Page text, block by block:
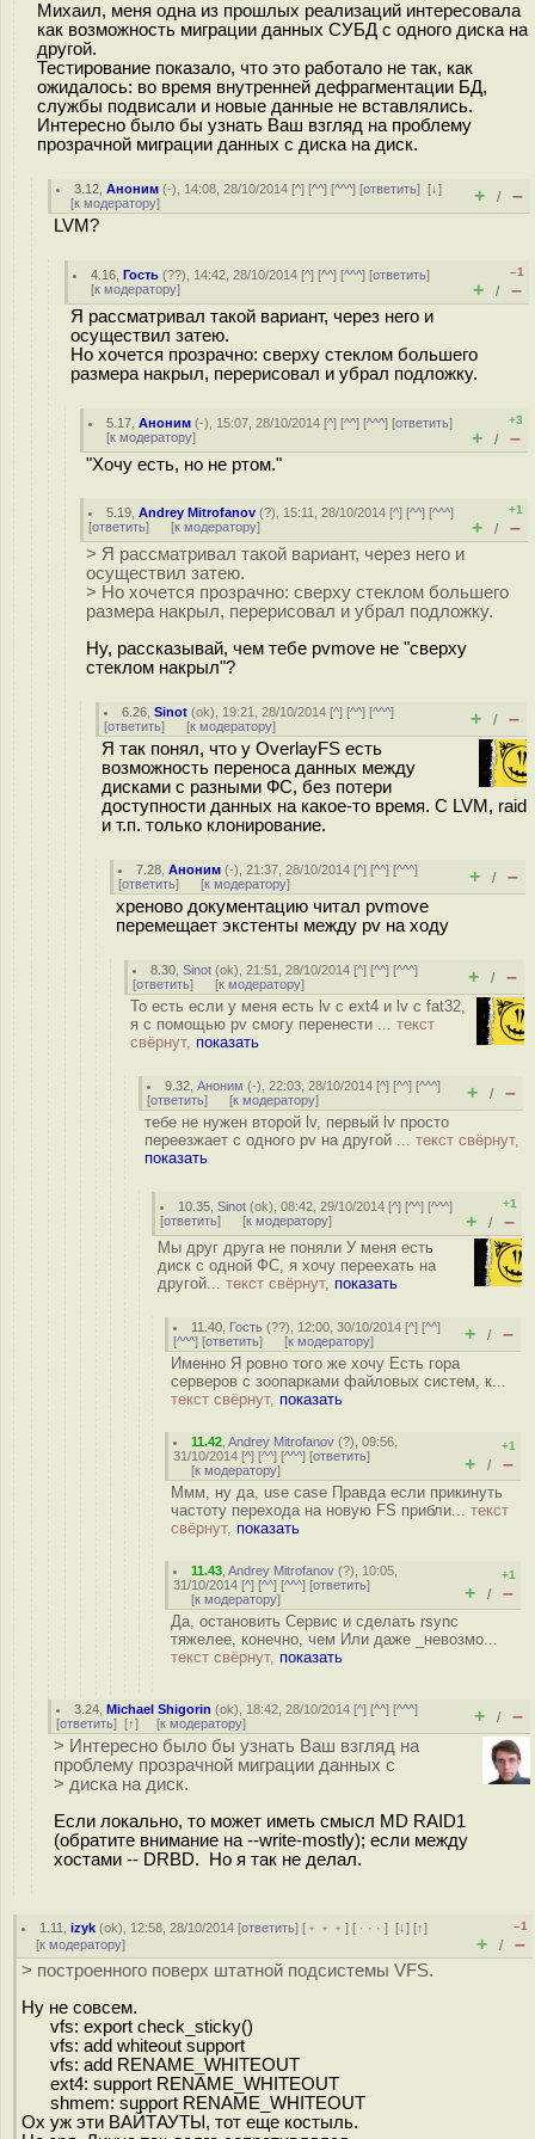
Михаил, меня одна из прошлых реализаций интересовала
как возможность миграции данных СУБД с одного диска на
другой.
Тестирование показало, что это работало не так, как
ожидалось: во время внутренней дефрагментации БД,
службы подвисали и новые данные не вставлялись.
Интересно было бы узнать Ваш взгляд на проблему
прозрачной миграции данных с диска на диск.
3.12 ,Аноним (-), 14:08, 28/10/2014 [^] [^^] [^^^] [ответить][↓]
[к модератору] + / –
LVM?
4.16 ,Гость (??), 14:42, 28/10/2014 [^] [^^] [^^^] [ответить]
[к модератору]
–1
+ / –
Я рассматривал такой вариант, через него и
осуществил затею.
Но хочется прозрачно: сверху стеклом большего
размера накрыл, перерисовал и убрал подложку.
5.17 ,Аноним (-), 15:07, 28/10/2014 [^] [^^] [^^^] [ответить]
[к модератору]
+3
+ / –
"Хочу есть, но не ртом."
5.19 ,Andrey Mitrofanov (?), 15:11, 28/10/2014 [^] [^^] [^^^]
[ответить] [к модератору]
+1
+ / –
> Я рассматривал такой вариант, через него и
осуществил затею.
> Но хочется прозрачно: сверху стеклом большего
размера накрыл, перерисовал и убрал подложку.
Ну, рассказывай, чем тебе pvmove не "сверху
стеклом накрыл"?
6.26 ,Sinot (ok), 19:21, 28/10/2014 [^] [^^] [^^^]
[ответить] [к модератору] + / –
Я так понял, что у OverlayFS есть
возможность переноса данных между
дисками с разными ФС, без потери
доступности данных на какое-то время. С LVM, raid
и т.п. только клонирование.
7.28 ,Аноним (-), 21:37, 28/10/2014 [^] [^^] [^^^]
[ответить] [к модератору] + / –
хреново документацию читал pvmove
перемещает экстенты между pv на ходу
8.30 ,Sinot (ok), 21:51, 28/10/2014 [^] [^^] [^^^]
[ответить] [к модератору] + / –
То есть если у меня есть lv с ext4 и lv с fat32,
я с помощью pv смогу перенести ... текст
свёрнут, показать
9.32 ,Аноним (-), 22:03, 28/10/2014 [^] [^^] [^^^]
[ответить] [к модератору] + / –
тебе не нужен второй lv, первый lv просто
переезжает с одного pv на другой ... текст свёрнут,
показать
10.35 ,Sinot (ok), 08:42, 29/10/2014 [^] [^^] [^^^]
[ответить] [к модератору]
+1
+ / –
Мы друг друга не поняли У меня есть
диск с одной ФС, я хочу переехать на
другой... текст свёрнут, показать
11.40 Гость (??), 12:00, 30/10/2014 [^] [^^]
[^^^] [ответить] [к модератору] + / –
Именно Я ровно того же хочу Есть гора
серверов с зоопарками файловых систем, к...
текст свёрнут, показать
11.42 ,Andrey Mitrofanov (?), 09:56,
31/10/2014 [^] [^^] [^^^] [ответить]
[к модератору]
+1
+ / –
Ммм, ну да, use case Правда если прикинуть
частоту перехода на новую FS прибли... текст
свёрнут, показать
11.43 ,Andrey Mitrofanov (?), 10:05,
31/10/2014 [^] [^^] [^^^] [ответить]
[к модератору]
+1
+ / –
Да, остановить Сервис и сделать rsync
тяжелее, конечно, чем Или даже _невозмо...
текст свёрнут, показать
3.24 ,Michael Shigorin (ok), 18:42, 28/10/2014 [^] [^^] [^^^]
[ответить] [↑] [к модератору] + / –
> Интересно было бы узнать Ваш взгляд на
проблему прозрачной миграции данных с
> диска на диск.
Если локально, то может иметь смысл MD RAID1
(обратите внимание на --write-mostly); если между
хостами -- DRBD. Но я так не делал.
1.11 ,izyk (ok), 12:58, 28/10/2014 [ответить] [ ﹢﹢﹢] [ · · ·][↓] [↑]
[к модератору]
–1
+ / –
> построенного поверх штатной подсистемы VFS.
Ну не совсем.
vfs: export check_sticky()
vfs: add whiteout support
vfs: add RENAME_WHITEOUT
ext4: support RENAME_WHITEOUT
shmem: support RENAME_WHITEOUT
Ох уж эти ВАЙТАУТЫ, тот еще костыль.